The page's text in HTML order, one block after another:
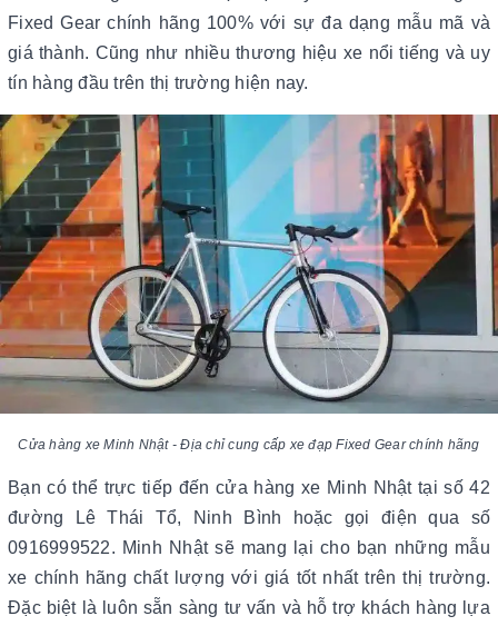
Fixed Gear chính hãng 100% với sự đa dạng mẫu mã và
giá thành. Cũng như nhiều thương hiệu xe nổi tiếng và uy
tín hàng đầu trên thị trường hiện nay.
Cửa hàng xe Minh Nhật - Địa chỉ cung cấp xe đạp Fixed Gear chính hãng
Bạn có thể trực tiếp đến cửa hàng xe Minh Nhật tại số 42
đường Lê Thái Tổ, Ninh Bình hoặc gọi điện qua số
0916999522. Minh Nhật sẽ mang lại cho bạn những mẫu
xe chính hãng chất lượng với giá tốt nhất trên thị trường.
Đặc biệt là luôn sẵn sàng tư vấn và hỗ trợ khách hàng lựa